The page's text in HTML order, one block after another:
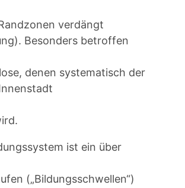
verdängt
Besonders betroffen
denen systematisch der
ist ein über
(„Bildungsschwellen“)